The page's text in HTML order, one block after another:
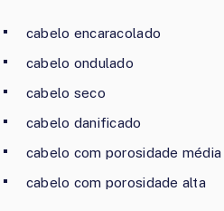
cabelo encaracolado
cabelo ondulado
cabelo seco
cabelo danificado
cabelo com porosidade média
cabelo com porosidade alta